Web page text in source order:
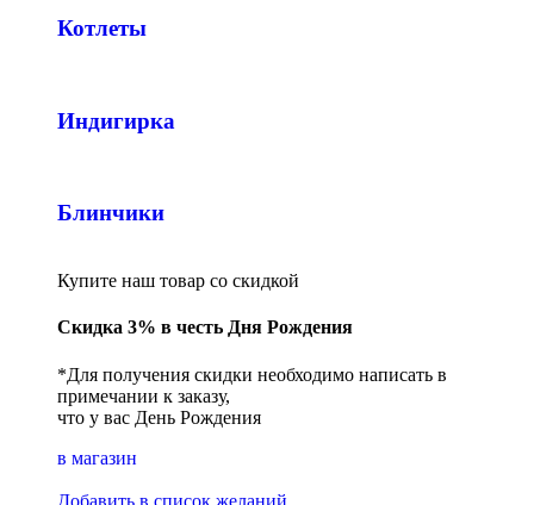
Котлеты
Индигирка
Блинчики
Купите наш товар со скидкой
Скидка 3% в честь Дня Рождения
*Для получения скидки необходимо написать в
примечании к заказу,
что у вас День Рождения
в магазин
Добавить в список желаний